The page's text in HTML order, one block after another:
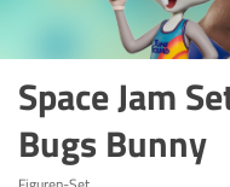
Space Jam
Bugs Bunny